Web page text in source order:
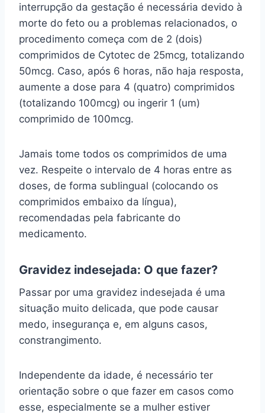
interrupção da gestação é necessária devido à
morte do feto ou a problemas relacionados, o
procedimento começa com de 2 (dois)
comprimidos de Cytotec de 25mcg, totalizando
50mcg. Caso, após 6 horas, não haja resposta,
aumente a dose para 4 (quatro) comprimidos
(totalizando 100mcg) ou ingerir 1 (um)
comprimido de 100mcg.
Jamais tome todos os comprimidos de uma
vez. Respeite o intervalo de 4 horas entre as
doses, de forma sublingual (colocando os
comprimidos embaixo da língua),
recomendadas pela fabricante do
medicamento.
Gravidez indesejada: O que fazer?
Passar por uma gravidez indesejada é uma
situação muito delicada, que pode causar
medo, insegurança e, em alguns casos,
constrangimento.
Independente da idade, é necessário ter
orientação sobre o que fazer em casos como
esse, especialmente se a mulher estiver